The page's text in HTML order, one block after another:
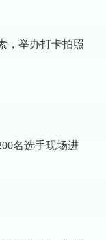
，举办打卡拍照
名选手现场进